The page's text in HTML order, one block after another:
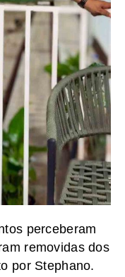
perceberam
removidas dos
por Stephano.